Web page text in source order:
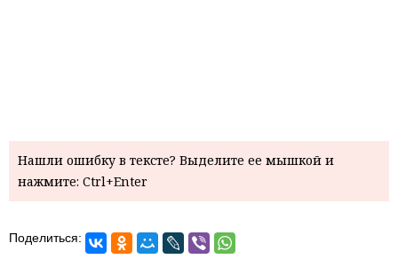
Нашли ошибку в тексте? Выделите ее мышкой и
нажмите: Ctrl+Enter
Поделиться: